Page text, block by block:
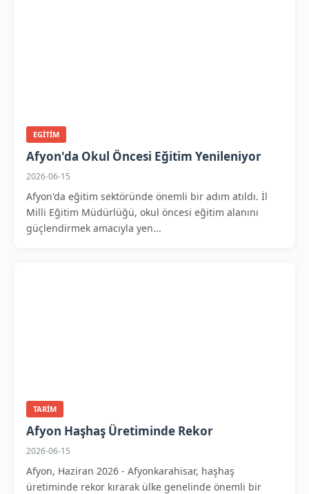
EGITIM
Afyon'da Okul Öncesi Eğitim Yenileniyor
2026-06-15
Afyon'da eğitim sektöründe önemli bir adım atıldı. İl
Milli Eğitim Müdürlüğü, okul öncesi eğitim alanını
güçlendirmek amacıyla yen...
TARIM
Afyon Haşhaş Üretiminde Rekor
2026-06-15
Afyon, Haziran 2026 - Afyonkarahisar, haşhaş
üretiminde rekor kırarak ülke genelinde önemli bir